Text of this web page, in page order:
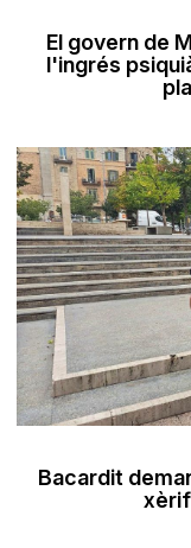
El govern de
l'ingrés
Bacardit